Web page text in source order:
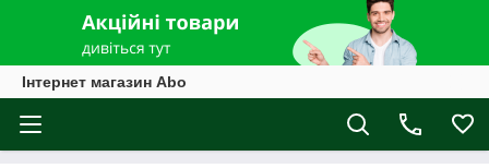
Інтернет магазин Abo